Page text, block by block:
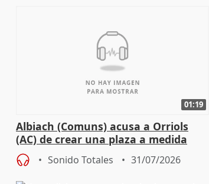
01:19
Albiach (Comuns) acusa a Orriols
(AC) de crear una plaza a medida
para su hija en Ripoll (Girona)
Sonido Totales 31/07/2026